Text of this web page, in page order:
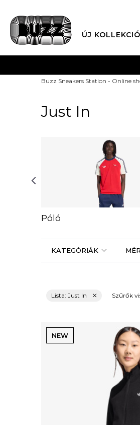
ÚJ KOLLEKCIÓ
Buzz Sneakers Station - Online
Just In
Póló
KATEGÓRIÁK
Lista: Just In Szűrők
NEW